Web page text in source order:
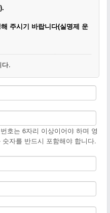
.
해 주시기 바랍니다(실명제 운
에게 꼭 등업신청을 부탁하
다.
호는 6자리 이상이어야 하며 영
숫자를 반드시 포함해야 합니다.